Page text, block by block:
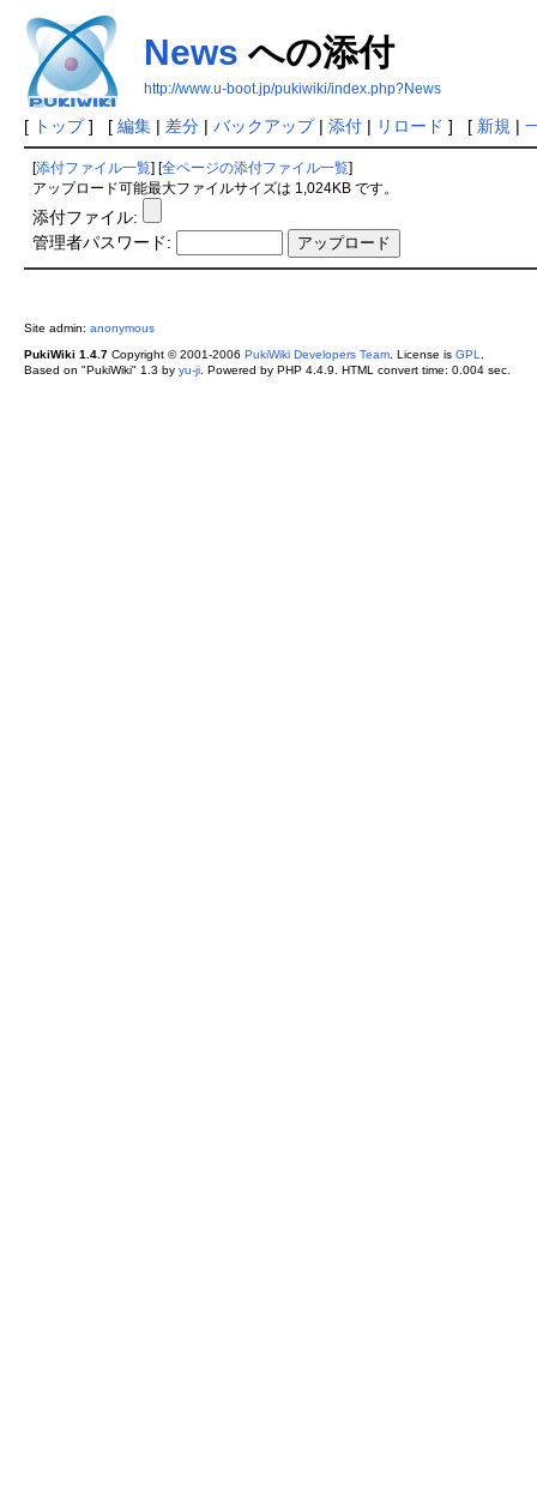
News への添付
http://www.u-boot.jp/pukiwiki/index.php?News
[ トップ] [ 編集| 差分| バックアップ| 添付| リロード ] [ 新規 |
添付ファイル一覧 全ページの添付ファイル一覧
アップロード可能最大ファイルサイズは 1,024KB です。
添付ファイル:
管理者パスワード:
Site admin: anonymous
PukiWiki 1.4.7Copyright © 2001-2006 PukiWiki Developers Team. License is GPL
Based on "PukiWiki" 1.3 by yu-ji. Powered by PHP 4.4.9. HTML convert time: 0.004 sec.